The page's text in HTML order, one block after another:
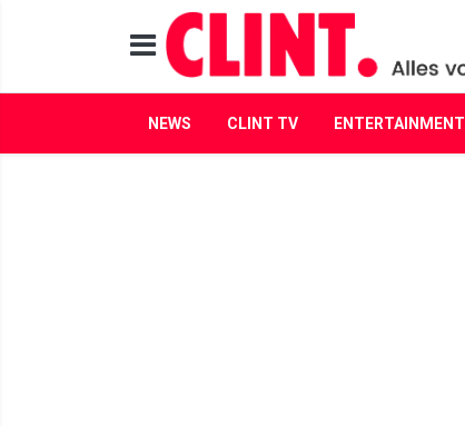
NEWS CLINT TV ENTERTAINMENT